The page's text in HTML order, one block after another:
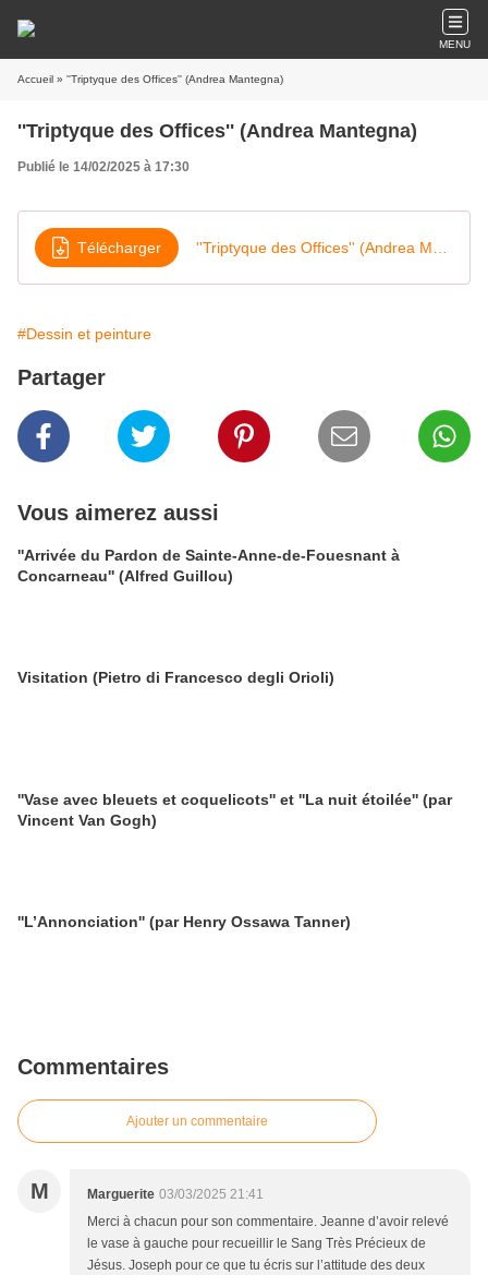
MENU
Accueil » ''Triptyque des Offices'' (Andrea Mantegna)
''Triptyque des Offices'' (Andrea Mantegna)
Publié le 14/02/2025 à 17:30
Télécharger
#Dessin et peinture
Partager
Vous aimerez aussi
''Arrivée du Pardon de Sainte-Anne-de-Fouesnant à
Concarneau'' (Alfred Guillou)
Visitation (Pietro di Francesco degli Orioli)
''Vase avec bleuets et coquelicots'' et ''La nuit étoilée'' (par
Vincent Van Gogh)
''L’Annonciation'' (par Henry Ossawa Tanner)
Commentaires
Ajouter un commentaire
M Marguerite 03/03/2025 21:41
Merci à chacun pour son commentaire. Jeanne d’avoir relevé
le vase à gauche pour recueillir le Sang Très Précieux de
Jésus. Joseph pour ce que tu écris sur l’attitude des deux